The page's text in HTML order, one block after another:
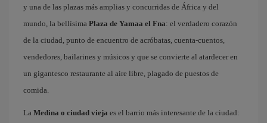
y una de las plazas más amplias y concurridas de África y del
mundo, la bellísima Plaza de Yamaa el Fna: el verdadero corazón
de la ciudad, punto de encuentro de acróbatas, cuenta-cuentos,
vendedores, bailarines y músicos y que se convierte al atardecer en
un gigantesco restaurante al aire libre, plagado de puestos de
comida.
La Medina o ciudad vieja es el barrio más interesante de la ciudad: